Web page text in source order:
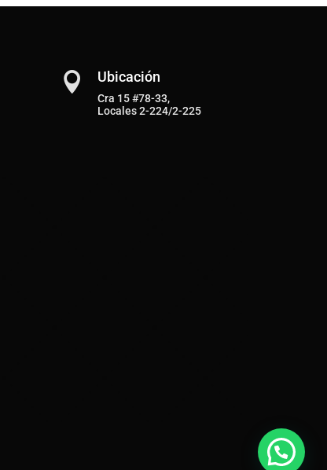
 Ubicación
Cra 15 #78-33,
Locales 2-224/2-225